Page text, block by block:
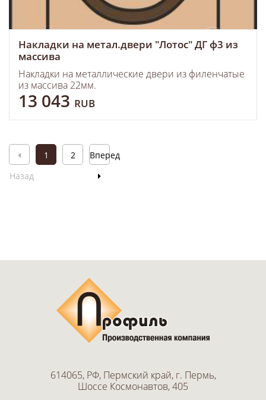
Накладки на метал.двери "Лотос" ДГ ф3 из
массива
Накладки на металлические двери из филенчатые
из массива 22мм.
13 043 RUB
Назад
1 2 Вперед
614065, РФ, Пермский край, г. Пермь,
Шоссе Космонавтов, 405